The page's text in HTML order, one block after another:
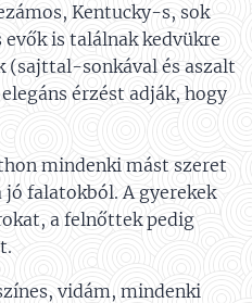
Kentucky-s, sok
is találnak kedvükre
sonkával és aszalt
érzést adják, hogy
mindenki mást szeret
falatokból. A gyerekek
a felnőttek pedig
vidám, mindenki